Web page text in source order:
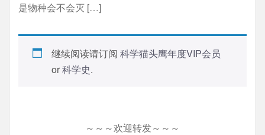
是物种会不会灭 […]
继续阅读请订阅 科学猫头鹰年度VIP会员
or科学史.
～～～欢迎转发～～～